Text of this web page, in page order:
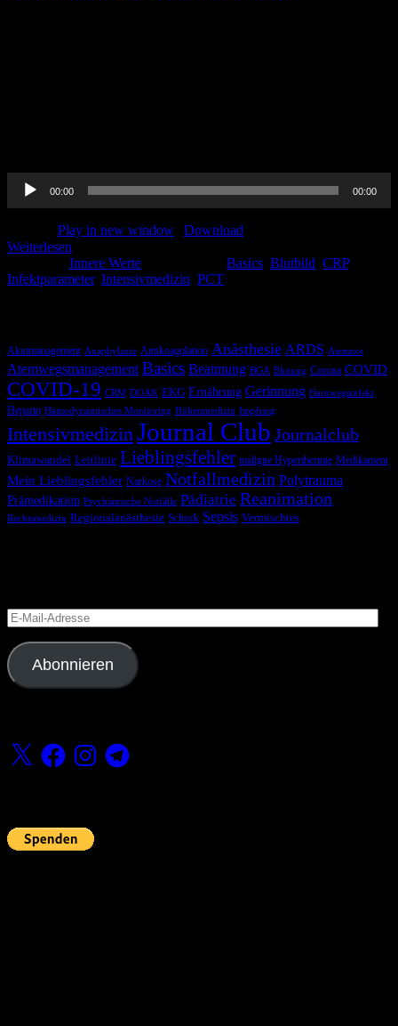
Audio-
Player
00:00 00:00
Play in new window
Download
Weiterlesen
Innere Werte Basics Blutbild CRP,
Infektparameter, Intensivmedizin PCT
Akutmanagement Anaphylaxie Antikoagulation Anästhesie ARDS Atemnot
Atemwegsmanagement Basics Beatmung BGA Blutung Corona COVID
COVID-19 CRM DOAK EKG Ernährung Gerinnung Harnwegsinfekt
Heparin Hämodynamisches Monitoring Höhenmedizin Impfung
IntensivmedizinJournal Club Journalclub
Klimawandel Leitlinie Lieblingsfehler maligne Hyperthermie Medikament
Mein Lieblingsfehler Narkose Notfallmedizin Polytrauma
Prämedikation Psychiatrische Notfälle Pädiatrie Reanimation
Rechtsmedizin Regionalanästhesie Schock Sepsis Vermischtes
E-
Mail-
Adresse
Abonnieren
X FacebookInstagramTelegram